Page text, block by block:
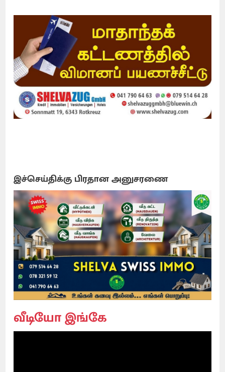
இச்செய்திக்கு பிரதான அனுசரணை
வீடியோ இங்கே